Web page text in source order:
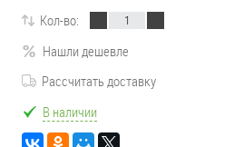
Кол-во:
Нашли дешевле
Рассчитать доставку
В наличии